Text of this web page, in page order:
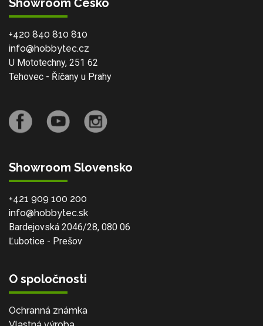
Showroom Česko
+420 840 810 810
info@hobbytec.cz
U Mototechny, 251 62
Tehovec - Říčany u Prahy
Showroom Slovensko
+421 909 100 200
info@hobbytec.sk
Bardejovská 2046/28, 080 06
Ľubotice - Prešov
O spoločnosti
Ochranná známka